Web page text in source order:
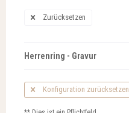
Zurücksetzen
Herrenring - Gravur
Konfiguration zurücksetzen